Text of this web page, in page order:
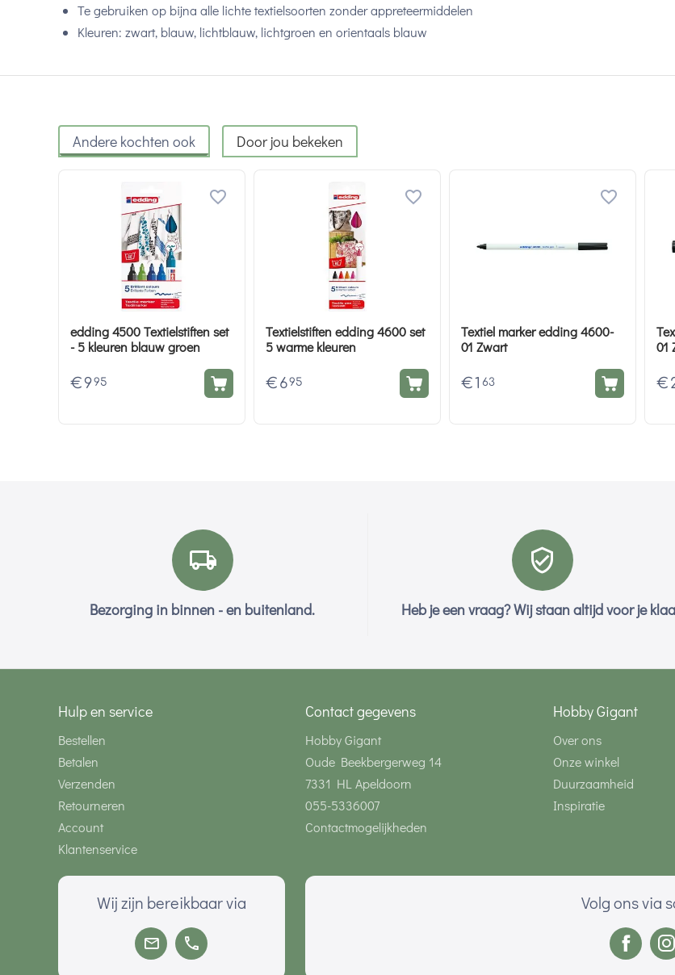
Te gebruiken op bijna alle lichte textielsoorten zonder appreteermiddelen
Kleuren: zwart, blauw, lichtblauw, lichtgroen en orientaals blauw
Andere kochten ook Door jou bekeken
edding 4500 Textielstiften set
- 5 kleuren blauw groen
€9 95
Textielstiften edding 4600 set
5 warme kleuren
€ 6 95
Textiel marker edding 4600-
01 Zwart
€1 63
01
€
Bezorging in binnen - en buitenland. Heb je een vraag? Wij staan altijd voor je
Hulp en service
Bestellen
Betalen
Verzenden
Retourneren
Account
Klantenservice
Contact gegevens
Hobby Gigant
Oude Beekbergerweg 14
7331 HL Apeldoorn
055-5336007
Contactmogelijkheden
Hobby Gigant
Over ons
Onze winkel
Duurzaamheid
Inspiratie
Wij zijn bereikbaar via Volg ons via